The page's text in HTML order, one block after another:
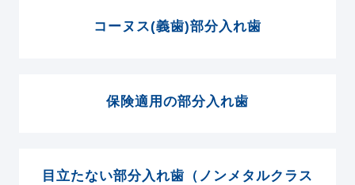
コーヌス(義歯)部分入れ歯
保険適用の部分入れ歯
目立たない部分入れ歯（ノンメタルクラス